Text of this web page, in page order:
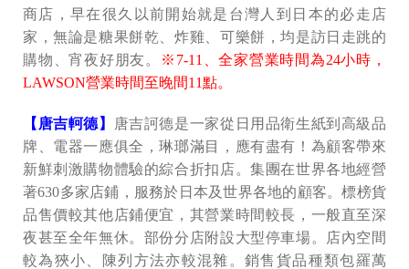
商店，早在很久以前開始就是台灣人到日本的必走店
家，無論是糖果餅乾、炸雞、可樂餅，均是訪日走跳的
購物、宵夜好朋友。
※7-11、全家營業時間為24小時，
LAWSON營業時間至晚間11點。
【唐吉軻德】
唐吉訶德是一家從日用品衛生紙到高級品
牌、電器一應俱全，琳瑯滿目，應有盡有！為顧客帶來
新鮮刺激購物體驗的綜合折扣店。集團在世界各地經營
著630多家店鋪，服務於日本及世界各地的顧客。標榜貨
品售價較其他店鋪便宜，其營業時間較長，一般直至深
夜甚至全年無休。部份分店附設大型停車場。店內空間
較為狹小、陳列方法亦較混雜。銷售貨品種類包羅萬